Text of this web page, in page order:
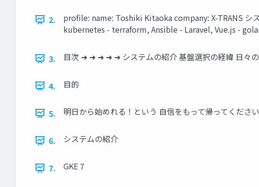
2.
proﬁle: name: Toshiki Kitaoka company: X-TRANS
kubernetes - terraform, Ansible - Laravel, Vue.js -
3. 目次 ➜ ➜ ➜ ➜ ➜ システムの紹介 基盤選択の経緯 日々
4. 目的
5. 明日から始めれる！という 自信をもって帰ってくださ
6. システムの紹介
7. GKE 7